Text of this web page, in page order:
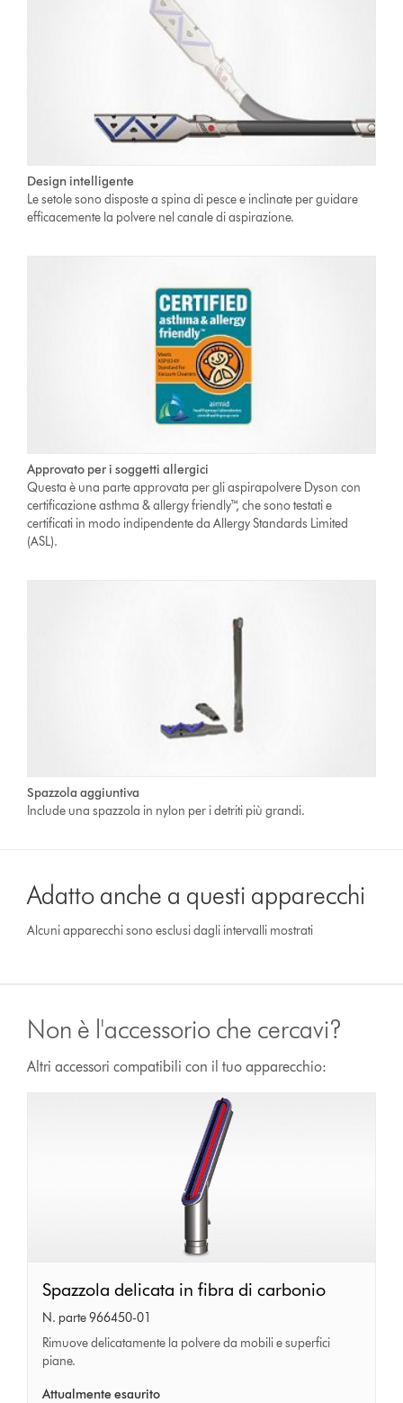
Design intelligente
Le setole sono disposte a spina di pesce e inclinate per guidare
efficacemente la polvere nel canale di aspirazione.
Approvato per i soggetti allergici
Questa è una parte approvata per gli aspirapolvere Dyson con
certificazione asthma & allergy friendly™, che sono testati e
certificati in modo indipendente da Allergy Standards Limited
(ASL).
Spazzola aggiuntiva
Include una spazzola in nylon per i detriti più grandi.
Adatto anche a questi apparecchi
Alcuni apparecchi sono esclusi dagli intervalli mostrati
Non è l'accessorio che cercavi?
Altri accessori compatibili con il tuo apparecchio:
Spazzola
delicata
in
fibra
di
Spazzola delicata in fibra di carbonio
N. parte 966450-01
Rimuove delicatamente la polvere da mobili e superfici
piane.
Attualmente esaurito